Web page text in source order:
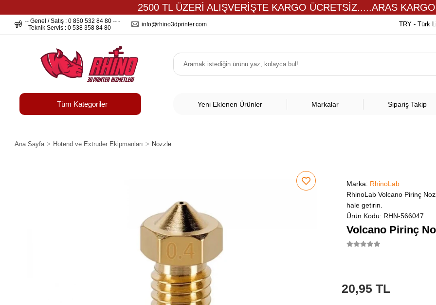
2500 TL ÜZERİ ALIŞVERİŞTE KARGO ÜCRETSİZ.....ARAS
-- Genel / Satış : 0 850 532 84 80 -- -
- Teknik Servis : 0 538 358 84 80 --
info@rhino3dprinter.com TRY - Türk
Tüm Kategoriler Yeni Eklenen Ürünler Markalar Sipariş Takip
Ana Sayfa Hotend ve Extruder Ekipmanları Nozzle
Marka: RhinoLab
RhinoLab Volcano Pirinç
hale getirin.
Ürün Kodu: RHN-566047
Volcano Pirinç
20,95 TL